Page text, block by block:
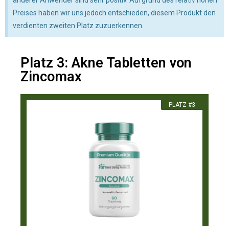
Preises haben wir uns jedoch entschieden, diesem Produkt den
verdienten zweiten Platz zuzuerkennen.
Platz 3: Akne Tabletten von
Zincomax
PLATZ #3